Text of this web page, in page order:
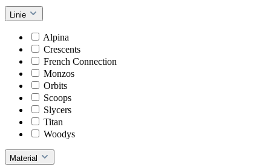
Linie
Alpina
Crescents
French Connection
Monzos
Orbits
Scoops
Slycers
Titan
Woodys
Material